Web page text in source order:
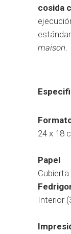
cosida
maison.
24 x 18
Papel
Interior